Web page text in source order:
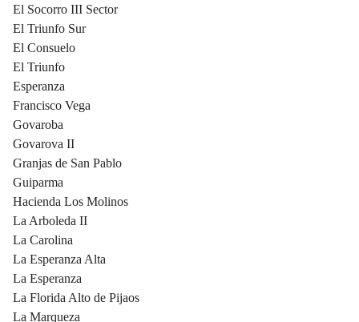
El Socorro III Sector
El Triunfo Sur
El Consuelo
El Triunfo
Esperanza
Francisco Vega
Govaroba
Govarova II
Granjas de San Pablo
Guiparma
Hacienda Los Molinos
La Arboleda II
La Carolina
La Esperanza Alta
La Esperanza
La Florida Alto de Pijaos
La Marqueza